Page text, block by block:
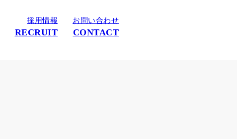
採用情報
RECRUIT
お問い合わせ
CONTACT